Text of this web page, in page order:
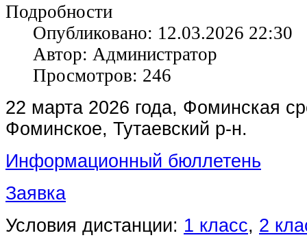
Подробности
Опубликовано: 12.03.2026 22:30
Автор: Администратор
Просмотров: 246
22 марта 2026 года, Фоминская
Фоминское, Тутаевский р-н.
Информационный бюллетень
Заявка
Условия дистанции: 1 класс, 2